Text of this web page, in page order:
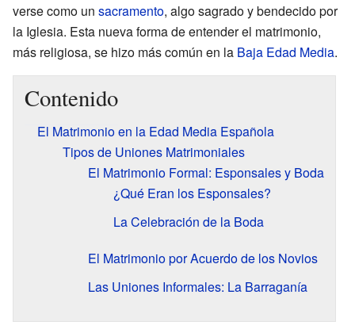
verse como un sacramento, algo sagrado y bendecido por
la Iglesia. Esta nueva forma de entender el matrimonio,
más religiosa, se hizo más común en la Baja Edad Media.
Contenido
El Matrimonio en la Edad Media Española
Tipos de Uniones Matrimoniales
El Matrimonio Formal: Esponsales y Boda
¿Qué Eran los Esponsales?
La Celebración de la Boda
El Matrimonio por Acuerdo de los Novios
Las Uniones Informales: La Barraganía